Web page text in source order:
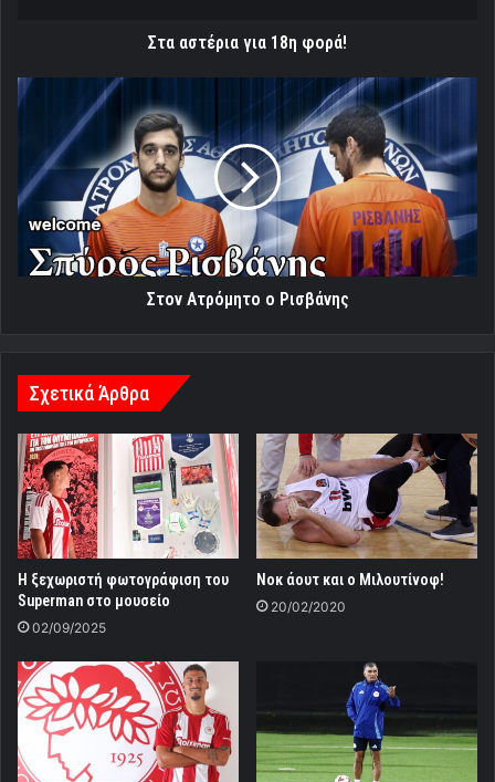
Στα αστέρια για 18η φορά!
Στον
Ατρόμητο
Ρισβάνης
Στον Ατρόμητο ο Ρισβάνης
Σχετικά Άρθρα
Η ξεχωριστή φωτογράφιση του
Superman στο μουσείο
02/09/2025
Νοκ άουτ και ο Μιλουτίνοφ!
20/02/2020